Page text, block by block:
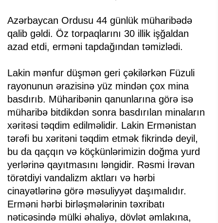
Azərbaycan Ordusu 44 günlük müharibədə
qalib gəldi. Öz torpaqlarını 30 illik işğaldan
azad etdi, erməni tapdağından təmizlədi.
Lakin mənfur düşmən geri çəkilərkən Füzuli
rayonunun ərazisinə yüz mindən çox mina
basdırıb. Müharibənin qanunlarına görə isə
müharibə bitdikdən sonra basdırılan minaların
xəritəsi təqdim edilməlidir. Lakin Ermənistan
tərəfi bu xəritəni təqdim etmək fikrində deyil,
bu da qaçqın və köçkünlərimizin doğma yurd
yerlərinə qayıtmasını ləngidir. Rəsmi İrəvan
törətdiyi vandalizm aktları və hərbi
cinayətlərinə görə məsuliyyət daşımalıdır.
Erməni hərbi birləşmələrinin təxribatı
nəticəsində mülki əhaliyə, dövlət əmlakına,